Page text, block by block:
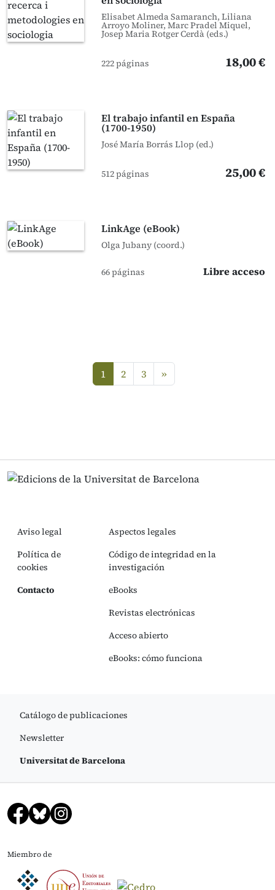
Elisabet Almeda Samaranch, Liliana
Arroyo Moliner, Marc Pradel Miquel,
Josep Maria Rotger Cerdà (eds.)
222 páginas 18,00 €
El trabajo infantil en España
(1700-1950)
José María Borrás Llop (ed.)
512 páginas 25,00 €
LinkAge (eBook)
Olga Jubany (coord.)
66 páginas Libre acceso
1
2 3 »siguiente
Aviso legal
Política de
cookies
Contacto
Aspectos legales
Código de integridad en la
investigación
eBooks
Revistas electrónicas
Acceso abierto
eBooks: cómo funciona
Catálogo de publicaciones
Newsletter
Universitat de Barcelona
Miembro de